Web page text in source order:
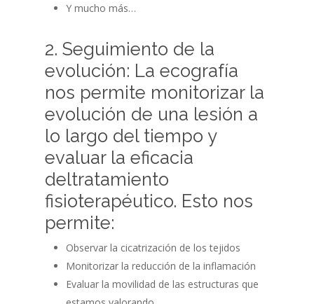
Y mucho más…
2. Seguimiento de la
evolución: La ecografía
nos permite monitorizar la
evolución de una lesión a
lo largo del tiempo y
evaluar la eficacia
deltratamiento
fisioterapéutico. Esto nos
permite:
Observar la cicatrización de los tejidos
Monitorizar la reducción de la inflamación
Evaluar la movilidad de las estructuras que